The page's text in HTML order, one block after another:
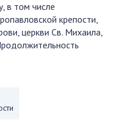
в том числе
крепости,
церкви Св. Михаила,